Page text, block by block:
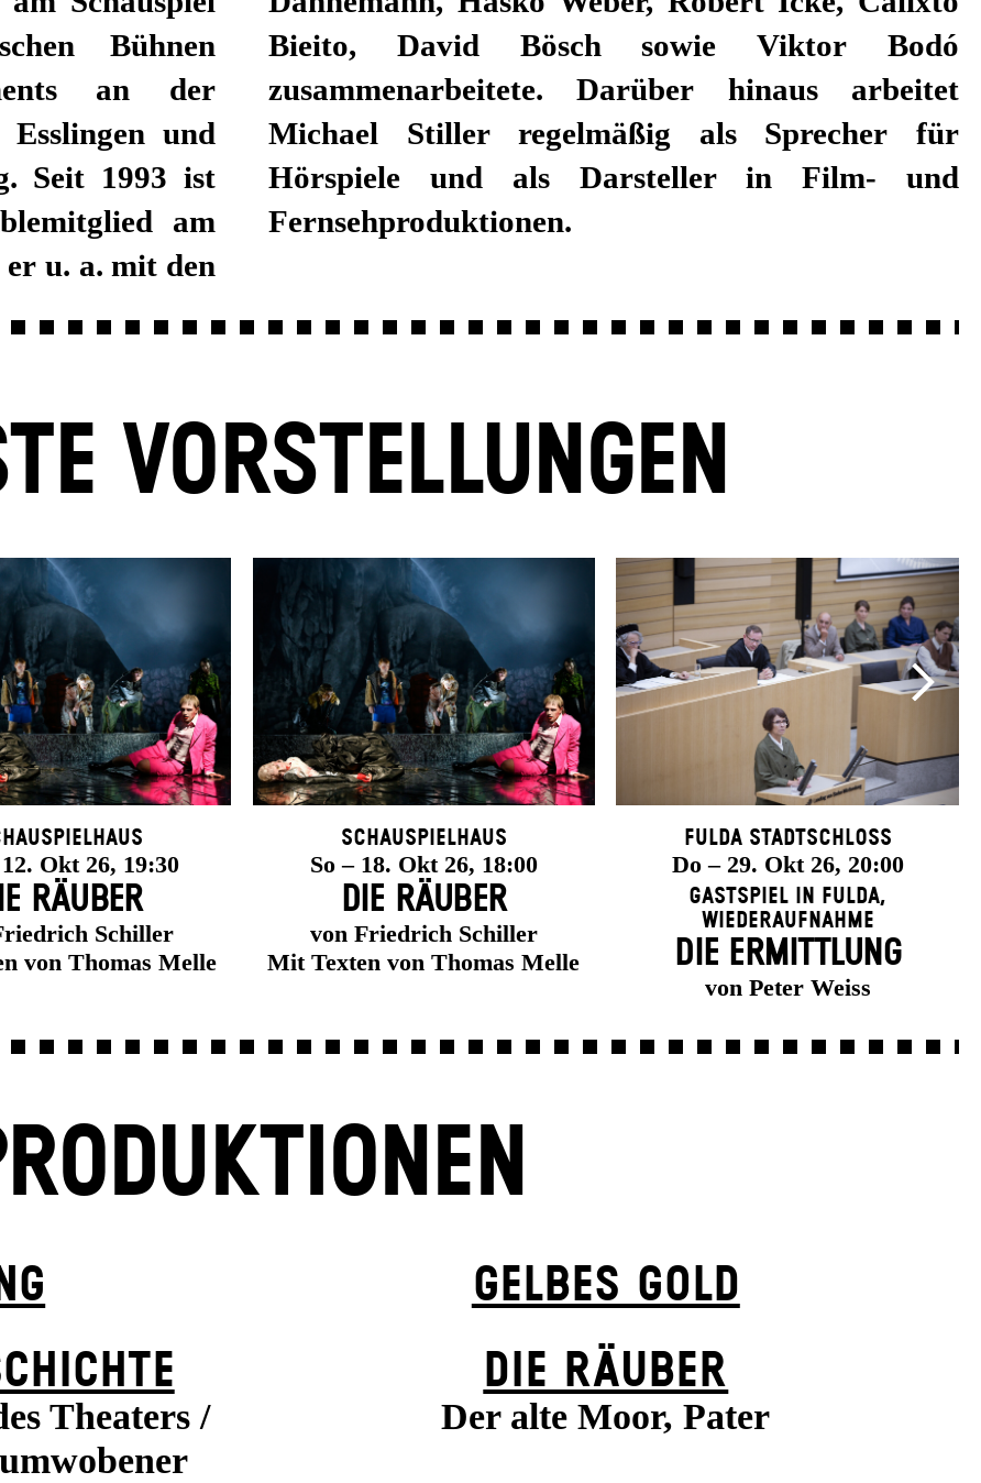
Bühnen
an der
Esslingen und
Seit 1993 ist
am
u. a. mit den
Bodó
arbeitet
Sprecher für
in Film- und
Fernsehproduktionen.
VORSTELLUNGEN
Okt 26, 19:30
RÄUBER
Schiller
von Thomas Melle
Schauspielhaus
So – 18. Okt 26, 18:00
DIE RÄUBER
von Friedrich Schiller
Mit Texten von Thomas Melle
Fulda Stadtschloss
Do – 29. Okt 26, 20:00
Gastspiel in Fulda,
Wiederaufnahme
DIE ERMITTLUNG
von Peter Weiss
Theaters /
GELBES GOLD
DIE RÄUBER
Der alte Moor, Pater